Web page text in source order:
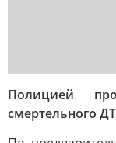
Полицией
смертельного